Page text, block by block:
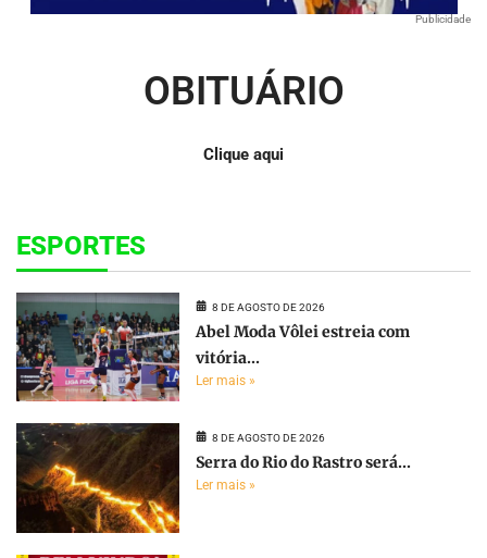
Publicidade
OBITUÁRIO
Clique aqui
ESPORTES
8 DE AGOSTO DE 2026
Abel Moda Vôlei estreia com
vitória...
Ler mais »
8 DE AGOSTO DE 2026
Serra do Rio do Rastro será...
Ler mais »